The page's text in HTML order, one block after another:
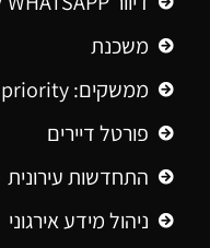
משכנת
ממשקים: sap, priority, חשבשבת ועוד
פורטל דיירים
התחדשות עירונית
ניהול מידע אירגוני